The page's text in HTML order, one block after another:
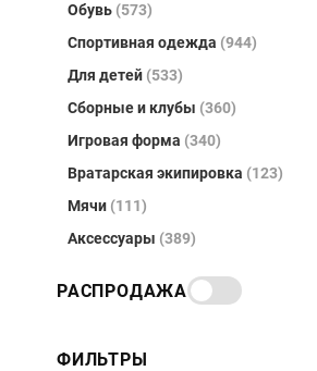
Обувь (573)
Спортивная одежда (944)
Для детей (533)
Сборные и клубы (360)
Игровая форма (340)
Вратарская экипировка (123)
Мячи (111)
Аксессуары (389)
РАСПРОДАЖА
ФИЛЬТРЫ